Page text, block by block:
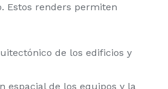
Estos renders permiten
de los edificios y
espacial de los equipos y la